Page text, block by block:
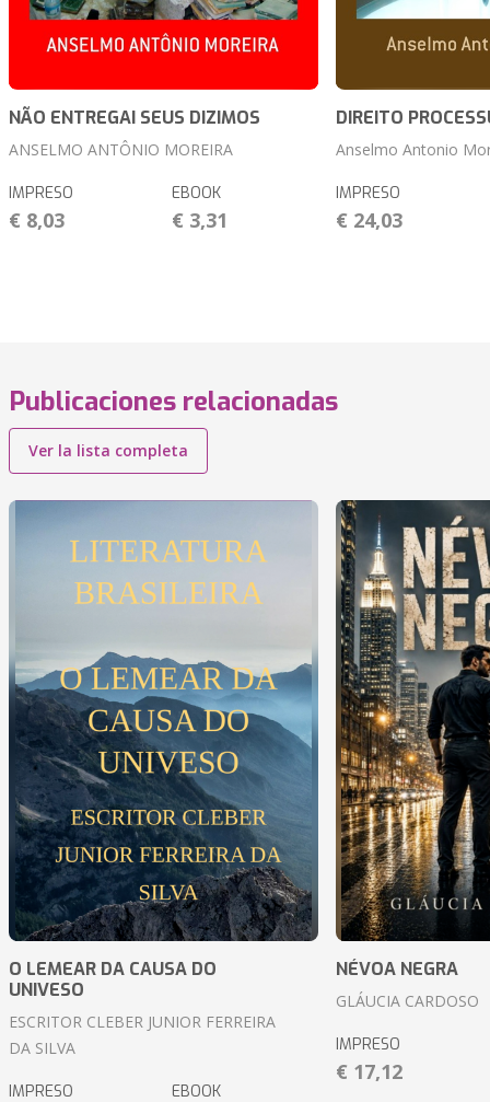
NÃO ENTREGAI SEUS DIZIMOS
ANSELMO ANTÔNIO MOREIRA
IMPRESO
€ 8,03
EBOOK
€ 3,31
DIREITO
Anselmo Antonio
IMPRESO
€ 24,03
Publicaciones relacionadas
Ver la lista completa
O LEMEAR DA CAUSA DO
UNIVESO
ESCRITOR CLEBER JUNIOR FERREIRA
DA SILVA
IMPRESO EBOOK
NÉVOA NEGRA
GLÁUCIA CARDOSO
IMPRESO
€ 17,12